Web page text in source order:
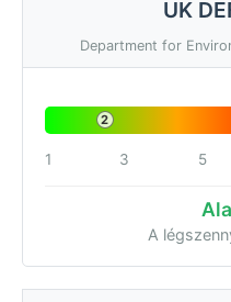
UK
Department for
2
1 3 5
A